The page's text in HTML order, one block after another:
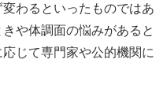
わるといったものではあ
や体調面の悩みがあると
じて専門家や公的機関に